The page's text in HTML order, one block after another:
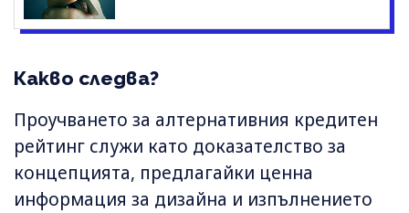
Какво следва?
Проучването за алтернативния кредитен
рейтинг служи като доказателство за
концепцията, предлагайки ценна
информация за дизайна и изпълнението